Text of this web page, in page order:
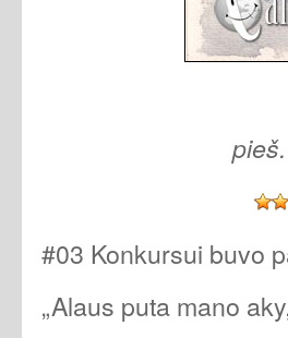
pieš.
#03 Konkursui buvo
„Alaus puta mano